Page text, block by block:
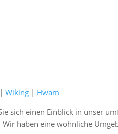
|Wiking | Hwam
sich einen Einblick in unser
Wir haben eine wohnliche